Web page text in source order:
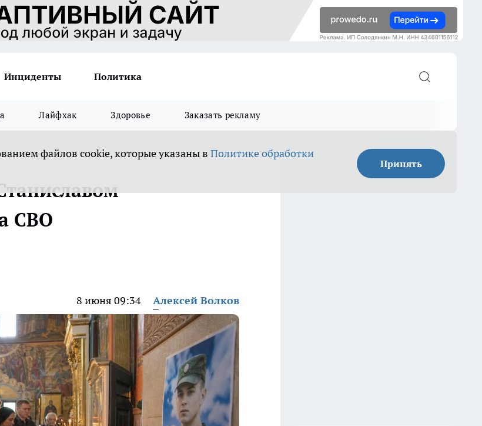
Инциденты Политика
Лайфхак Здоровье Заказать рекламу
файлов cookie, которые указаны в Политике обработки
Принять
СВО
8 июня 09:34 Алексей Волков